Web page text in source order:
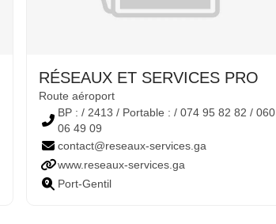
RÉSEAUX ET SERVICES PRO
Route aéroport
BP : / 2413 / Portable : / 074 95 82 82 / 060
06 49 09
contact@reseaux-services.ga
www.reseaux-services.ga
Port-Gentil